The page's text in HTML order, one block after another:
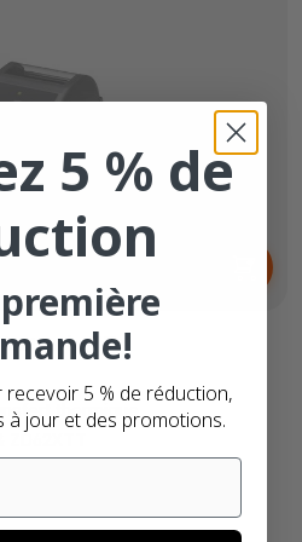
batterie TT
thermique
5 % de
5 % de réduction,
à jour et des promotions.